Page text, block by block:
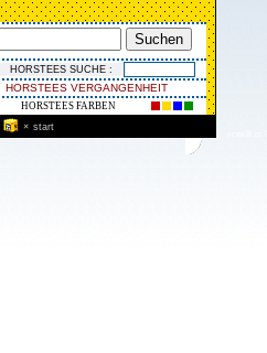
HORSTEES VERGANGENHEIT
HORSTEES FARBEN
× start